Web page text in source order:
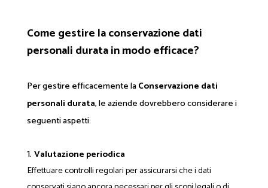
Come gestire la conservazione dati
personali durata in modo efficace?
Per gestire efficacemente laConservazione dati
personali durata, le aziende dovrebbero considerare i
seguenti aspetti:
Valutazione periodica
Effettuare controlli regolari per assicurarsi che i dati